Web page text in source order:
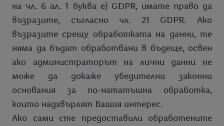
на чл. 6 ал. 1 буква е) GDPR, имате право да
възразите, съгласно чл. 21 GDPR. Ако
възразите срещу обработката на данни, те
няма да бъдат обработвани в бъдеще, освен
ако администраторът на лични данни не
може да докаже убедителни законни
основания за по-нататъшна обработка,
които надхвърлят Вашия интерес.
Ако сами сте предоставили обработените